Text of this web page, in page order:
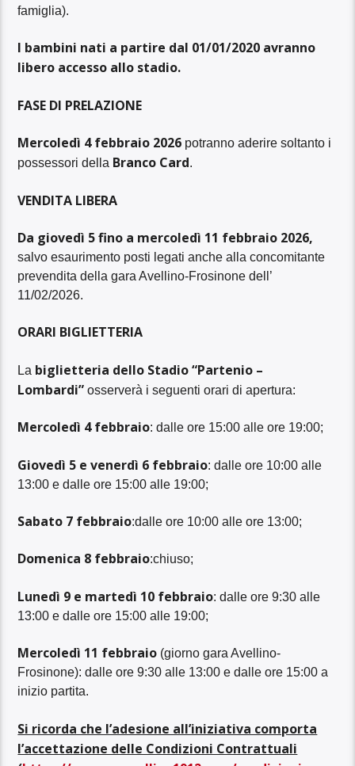
famiglia).
I bambini nati a partire dal 01/01/2020 avranno
libero accesso allo stadio.
FASE DI PRELAZIONE
Mercoledì 4 febbraio 2026 potranno aderire soltanto i
possessori della Branco Card.
VENDITA LIBERA
Da giovedì 5 fino a mercoledì 11 febbraio 2026,
salvo esaurimento posti legati anche alla concomitante
prevendita della gara Avellino-Frosinone dell’
11/02/2026.
ORARI BIGLIETTERIA
La biglietteria dello Stadio “Partenio –
Lombardi”osserverà i seguenti orari di apertura:
Mercoledì 4 febbraio: dalle ore 15:00 alle ore 19:00;
Giovedì 5 e venerdì 6 febbraio: dalle ore 10:00 alle
13:00 e dalle ore 15:00 alle 19:00;
Sabato 7 febbraio:dalle ore 10:00 alle ore 13:00;
Domenica 8 febbraio:chiuso;
Lunedì 9 e martedì 10 febbraio: dalle ore 9:30 alle
13:00 e dalle ore 15:00 alle 19:00;
Mercoledì 11 febbraio (giorno gara Avellino-
Frosinone): dalle ore 9:30 alle 13:00 e dalle ore 15:00 a
inizio partita.
Si ricorda che l’adesione all’iniziativa comporta
l’accettazione delle Condizioni Contrattuali